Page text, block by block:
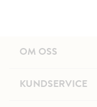
OM OSS
KUNDSERVICE